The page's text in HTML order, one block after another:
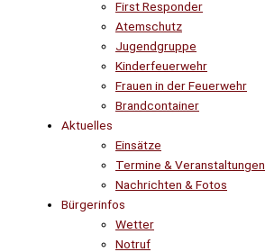
First Responder
Atemschutz
Jugendgruppe
Kinderfeuerwehr
Frauen in der Feuerwehr
Brandcontainer
Aktuelles
Einsätze
Termine & Veranstaltungen
Nachrichten & Fotos
Bürgerinfos
Wetter
Notruf